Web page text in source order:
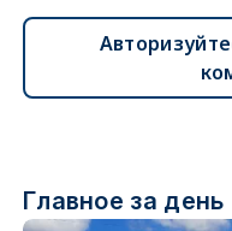
Главное за день